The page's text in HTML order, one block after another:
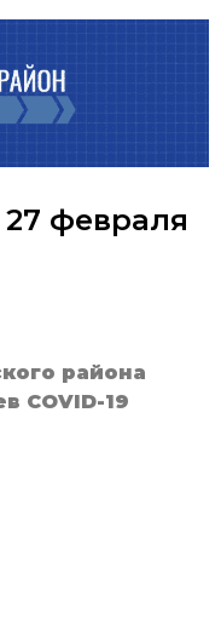
февраля
района
COVID-19